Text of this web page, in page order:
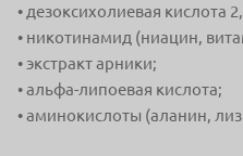
• дезоксихолиевая кислота
• никотинамид (ниацин,
• экстракт арники;
• альфа-липоевая кислота;
• аминокислоты (аланин,